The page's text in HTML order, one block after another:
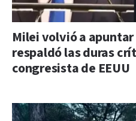
Milei volvió a
respaldó las duras
congresista de EEUU